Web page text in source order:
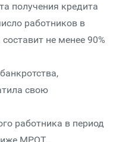
получения кредита
работников в
не менее 90%
свою
работника в период